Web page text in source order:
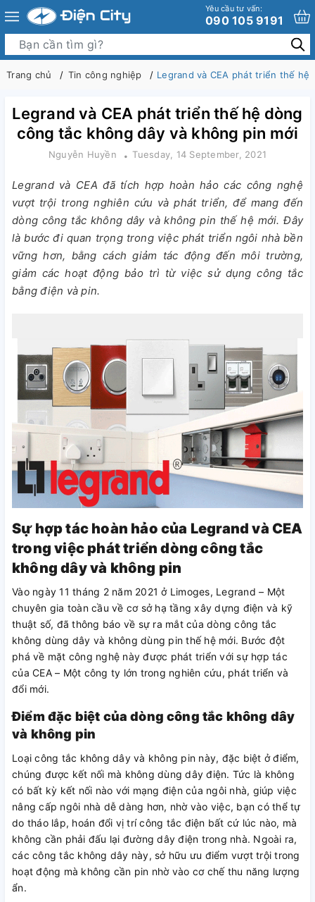
Yêu cầu tư vấn:
090 105 9191
Trang chủ Tin công nghiệp Legrand và CEA phát triển thế
Legrand và CEA phát triển thế hệ dòng
công tắc không dây và không pin mới
Nguyễn Huyền Tuesday, 14 September, 2021
Legrand và CEA đã tích hợp hoàn hảo các công nghệ
vượt trội trong nghiên cứu và phát triển, để mang đến
dòng công tắc không dây và không pin thế hệ mới. Đây
là bước đi quan trọng trong việc phát triển ngôi nhà bền
vững hơn, bằng cách giảm tác động đến môi trường,
giảm các hoạt động bảo trì từ việc sử dụng công tắc
bằng điện và pin.
Sự hợp tác hoàn hảo của Legrand và CEA
trong việc phát triển dòng công tắc
không dây và không pin
Vào ngày 11 tháng 2 năm 2021 ở Limoges, Legrand – Một
chuyên gia toàn cầu về cơ sở hạ tầng xây dựng điện và kỹ
thuật số, đã thông báo về sự ra mắt của dòng công tắc
không dùng dây và không dùng pin thế hệ mới. Bước đột
phá về mặt công nghệ này được phát triển với sự hợp tác
của CEA – Một công ty lớn trong nghiên cứu, phát triển và
đổi mới.
Điểm đặc biệt của dòng công tắc không dây
và không pin
Loại công tắc không dây và không pin này, đặc biệt ở điểm,
chúng được kết nối mà không dùng dây điện. Tức là không
có bất kỳ kết nối nào với mạng điện của ngôi nhà, giúp việc
nâng cấp ngôi nhà dễ dàng hơn, nhờ vào việc, bạn có thể tự
do tháo lắp, hoán đổi vị trí công tắc điện bất cứ lúc nào, mà
không cần phải đấu lại đường dây điện trong nhà. Ngoài ra,
các công tắc không dây này, sở hữu ưu điểm vượt trội trong
hoạt động mà không cần pin nhờ vào cơ chế thu năng lượng
ẩn.